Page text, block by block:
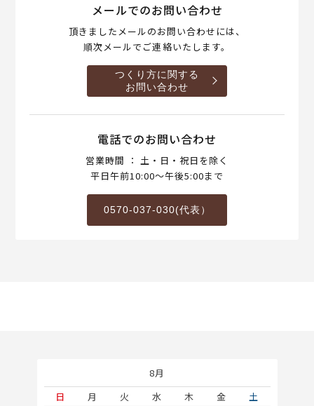
メールでのお問い合わせ
頂きましたメールのお問い合わせには、
順次メールでご連絡いたします。
つくり方に関する
お問い合わせ
電話でのお問い合わせ
営業時間 ： 土・日・祝日を除く
平日午前10:00～午後5:00まで
0570-037-030(代表）
8月
日
月 火 水 木 金
土